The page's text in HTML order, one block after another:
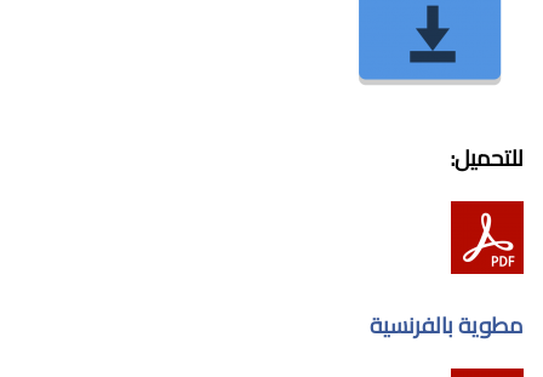
للتحميل:
مطوية بالفرنسية